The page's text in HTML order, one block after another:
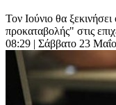
Τον Ιούνιο θα
προκαταβολής" στις
08:29 | Σάββατο 23